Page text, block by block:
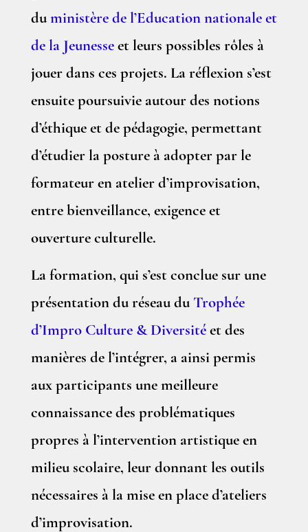
duministère de l’Education nationale et
de la Jeunesseet leurs possibles rôles à
jouer dans ces projets. La réflexion s’est
ensuite poursuivie autour des notions
d’éthique et de pédagogie, permettant
d’étudier la posture à adopter par le
formateur en atelier d’improvisation,
entre bienveillance, exigence et
ouverture culturelle.
La formation, qui s’est conclue sur une
présentation du réseau du Trophée
d’Impro Culture & Diversitéet des
manières de l’intégrer, a ainsi permis
aux participants une meilleure
connaissance des problématiques
propres à l’intervention artistique en
milieu scolaire, leur donnant les outils
nécessaires à la mise en place d’ateliers
d’improvisation.